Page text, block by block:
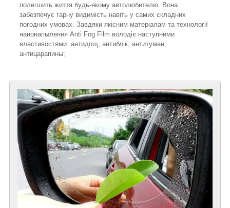
полегшить життя будь-якому автолюбителю. Вона
забезпечує гарну видимість навіть у самих складних
погодних умовах. Завдяки якісним матеріалам та технології
нанонапыления Anti Fog Film володіє наступними
властивостями: антидощ; антиблік; антитуман;
антицарапины;